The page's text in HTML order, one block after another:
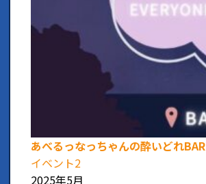
あべるっなっちゃんの酔いどれBAR
イベント2
2025年5月